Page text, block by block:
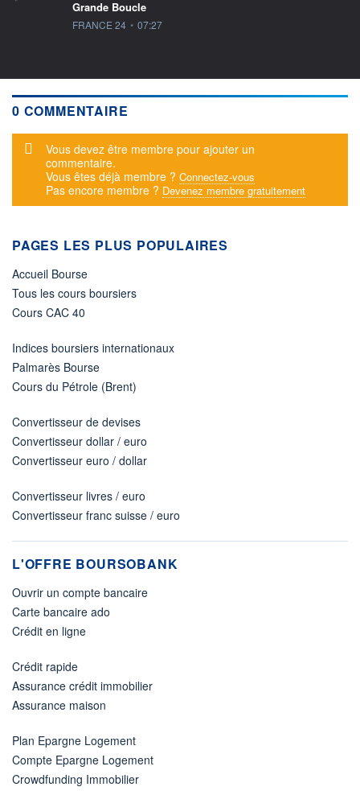
Grande Boucle
information fournie par
FRANCE 24 • 07:27
0 COMMENTAIRE
Message d'alerte
Vous devez être membre pour ajouter un
commentaire.
Vous êtes déjà membre ? Connectez-vous
Pas encore membre ? Devenez membre gratuitement
PAGES LES PLUS POPULAIRES
Accueil Bourse
Tous les cours boursiers
Cours CAC 40
Indices boursiers internationaux
Palmarès Bourse
Cours du Pétrole (Brent)
Convertisseur de devises
Convertisseur dollar / euro
Convertisseur euro / dollar
Convertisseur livres / euro
Convertisseur franc suisse / euro
L'OFFRE BOURSOBANK
Ouvrir un compte bancaire
Carte bancaire ado
Crédit en ligne
Crédit rapide
Assurance crédit immobilier
Assurance maison
Plan Epargne Logement
Compte Epargne Logement
Crowdfunding Immobilier